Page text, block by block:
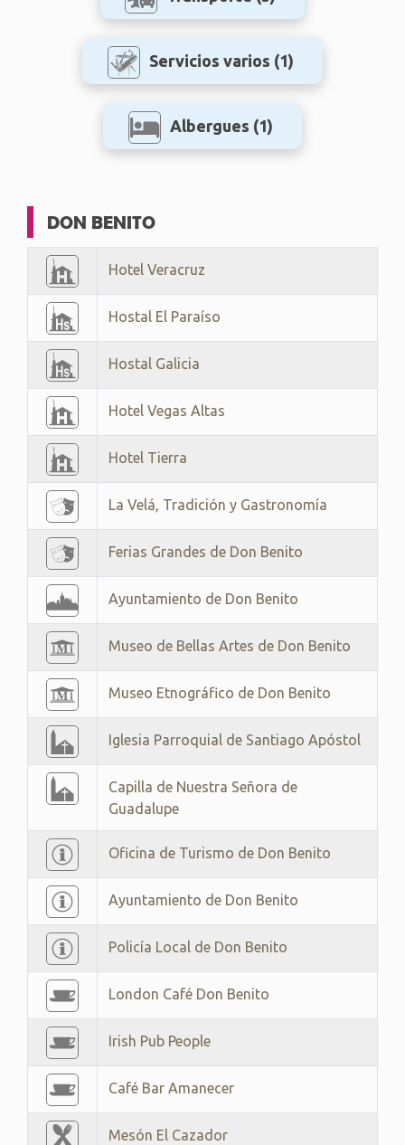
Servicios varios (1)
Albergues (1)
DON BENITO
Hotel Veracruz
Hostal El Paraíso
Hostal Galicia
Hotel Vegas Altas
Hotel Tierra
La Velá, Tradición y Gastronomía
Ferias Grandes de Don Benito
Ayuntamiento de Don Benito
Museo de Bellas Artes de Don Benito
Museo Etnográfico de Don Benito
Iglesia Parroquial de Santiago Apóstol
Capilla de Nuestra Señora de
Guadalupe
Oficina de Turismo de Don Benito
Ayuntamiento de Don Benito
Policía Local de Don Benito
London Café Don Benito
Irish Pub People
Café Bar Amanecer
Mesón El Cazador